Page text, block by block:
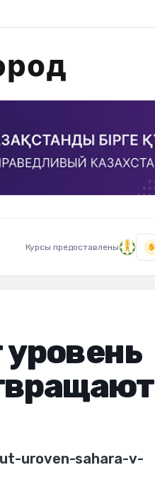
Курсы предоставлены $
uroven-sahara-v-